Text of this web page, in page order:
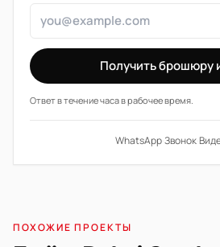
Получить брошюру
Ответ в течение часа в рабочее время.
WhatsApp·Звонок·
ПОХОЖИЕ ПРОЕКТЫ